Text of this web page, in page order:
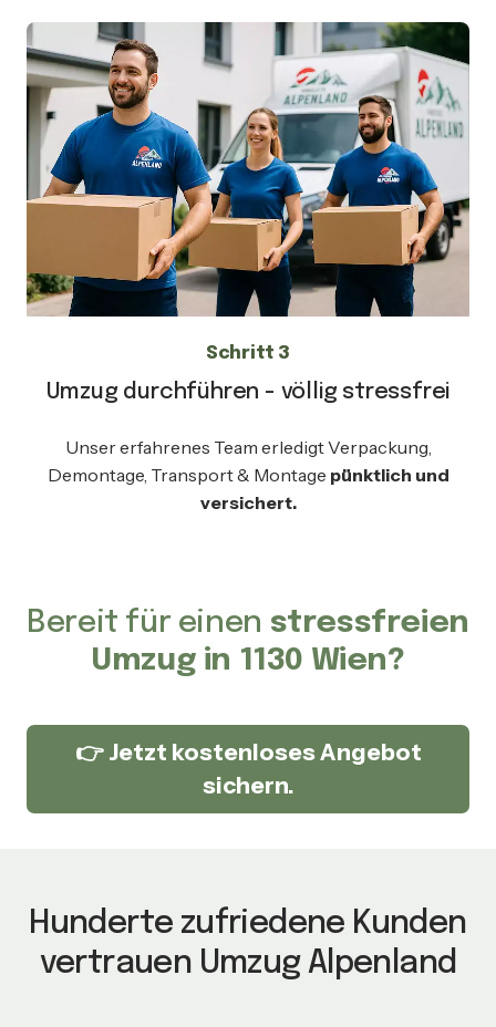
Schritt 3
Umzug durchführen - völlig stressfrei
Unser erfahrenes Team erledigt Verpackung,
Demontage, Transport & Montage pünktlich und
versichert.
Bereit für einen stressfreien
Umzug in 1130 Wien?
👉 Jetzt kostenloses Angebot
sichern.
Hunderte zufriedene Kunden
vertrauen Umzug Alpenland